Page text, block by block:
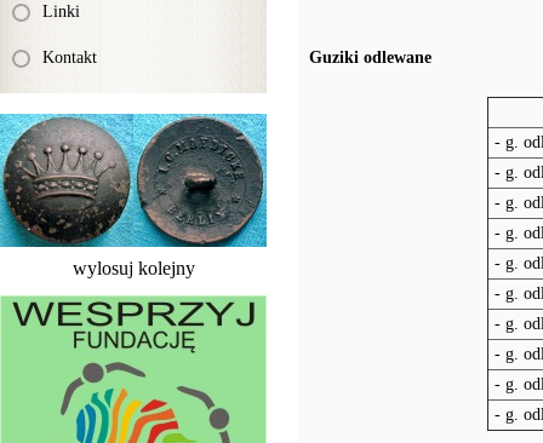
Linki
Kontakt
wylosuj kolejny
Guziki odlewane
- g.
- g.
- g.
- g.
- g.
- g.
- g.
- g.
- g.
- g.